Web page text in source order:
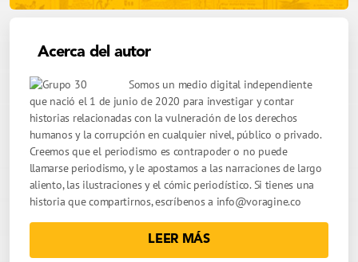
Acerca del autor
Somos un medio digital independiente
que nació el 1 de junio de 2020 para investigar y contar
historias relacionadas con la vulneración de los derechos
humanos y la corrupción en cualquier nivel, público o privado.
Creemos que el periodismo es contrapoder o no puede
llamarse periodismo, y le apostamos a las narraciones de largo
aliento, las ilustraciones y el cómic periodístico. Si tienes una
historia que compartirnos, escríbenos a info@voragine.co
LEER MÁS